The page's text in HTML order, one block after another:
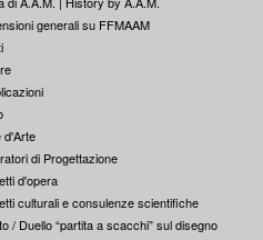
generali su FFMAAM
d'Arte
di Progettazione
d'opera
culturali e consulenze scientifiche
/ Duello “partita a scacchi” sul disegno